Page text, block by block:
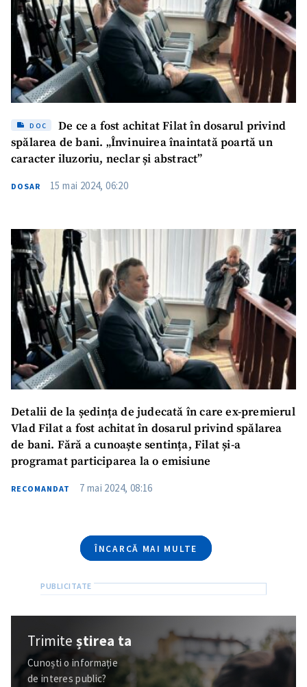
DOC
De ce a fost achitat Filat în dosarul privind
spălarea de bani. „Învinuirea înaintată poartă un
caracter iluzoriu, neclar și abstract”
DOSAR 15 mai 2024, 06:20
Detalii de la ședința de judecată în care ex-premierul
Vlad Filat a fost achitat în dosarul privind spălarea
de bani. Fără a cunoaște sentința, Filat și-a
programat participarea la o emisiune
RECOMANDAT 7 mai 2024, 08:16
ÎNCARCĂ MAI MULTE
Trimiteștirea ta
Cunoști o informație
de interes public?
Titlu știre
+ Adaugă titlu
Fotografie
+ Încarcă imagine
Link media+ Link media
Mesajul știrei
+ Mesajul știrei
Nume+ Numele meu
Email+ Emailul meu
Telefon
+ Telefon personal
Am citit și sunt de
acord cu politica de
confidențialitate.
TRIMITE ȘTIREA